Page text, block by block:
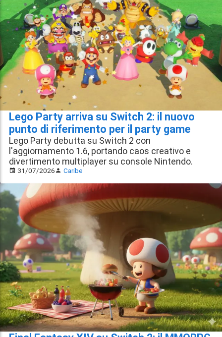
Lego Party arriva su Switch 2: il nuovo
punto di riferimento per il party game
Lego Party debutta su Switch 2 con
l'aggiornamento 1.6, portando caos creativo e
divertimento multiplayer su console Nintendo.
31/07/2026 Caribe